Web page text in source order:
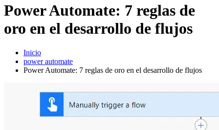
Power Automate: 7 reglas de
oro en el desarrollo de flujos
Inicio
power automate
Power Automate: 7 reglas de oro en el desarrollo de flujos